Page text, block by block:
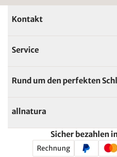
Kontakt
Service
Rund um den perfekten
allnatura
Sicher bezahlen
Rechnung